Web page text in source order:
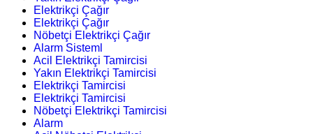
Elektrikçi Çağır
Elektrikçi Çağır
Nöbetçi Elektrikçi Çağır
Alarm Sisteml
Acil Elektrikçi Tamircisi
Yakın Elektrikçi Tamircisi
Elektrikçi Tamircisi
Elektrikçi Tamircisi
Nöbetçi Elektrikçi Tamircisi
Alarm